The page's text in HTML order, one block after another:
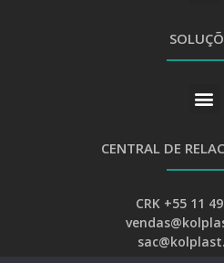
CENTRAL DE
CRK +55 11